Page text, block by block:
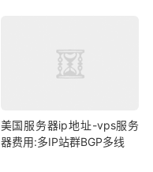
美国服务器ip地址-vps服务
器费用:多IP站群BGP多线